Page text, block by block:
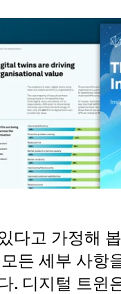
다고 가정해
든 세부 사항
. 디지털 트윈